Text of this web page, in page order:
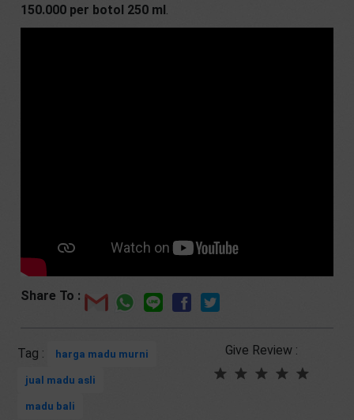
150.000 per botol 250 ml .
Share To :
Tag : harga madu murni
jual madu asli
madu bali
Give Review :